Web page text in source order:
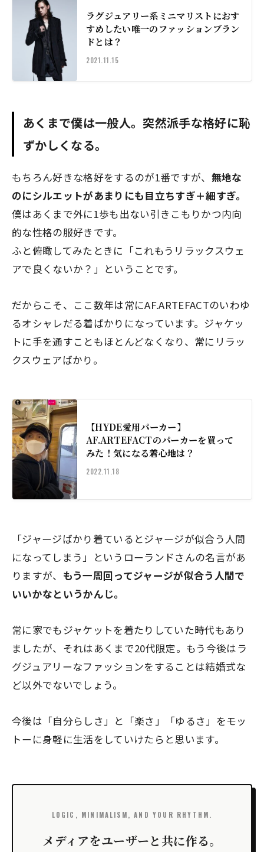
ラグジュアリー系ミニマリストにおす
すめしたい唯一のファッションブラン
ドとは？
2021.11.15
あくまで僕は一般人。突然派手な格好に恥
ずかしくなる。
もちろん好きな格好をするのが1番ですが、 無地な
のにシルエットがあまりにも目立ちすぎ＋細すぎ。
僕はあくまで外に1歩も出ない引きこもりかつ内向
的な性格の服好きです。
ふと俯瞰してみたときに「これもうリラックスウェ
アで良くないか？」ということです。
だからこそ、ここ数年は常にAF.ARTEFACTのいわゆ
るオシャレだる着ばかりになっています。ジャケッ
トに手を通すこともほとんどなくなり、常にリラッ
クスウェアばかり。
【HYDE愛用パーカー】
AF.ARTEFACTのパーカーを買って
みた！気になる着心地は？
2022.11.18
「ジャージばかり着ているとジャージが似合う人間
になってしまう」というローランドさんの名言があ
りますが、 もう一周回ってジャージが似合う人間で
いいかなというかんじ。
常に家でもジャケットを着たりしていた時代もあり
ましたが、それはあくまで20代限定。もう今後はラ
グジュアリーなファッションをすることは結婚式な
ど以外でないでしょう。
今後は「自分らしさ」と「楽さ」「ゆるさ」をモッ
トーに身軽に生活をしていけたらと思います。
LOGIC, MINIMALISM, AND YOUR RHYTHM.
メディアをユーザーと共に作る。